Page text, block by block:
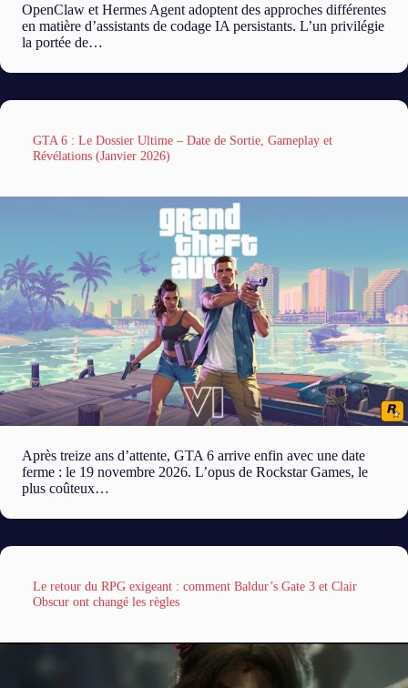
OpenClaw et Hermes Agent adoptent des approches différentes
en matière d’assistants de codage IA persistants. L’un privilégie
la portée de…
GTA 6 : Le Dossier Ultime – Date de Sortie, Gameplay et
Révélations (Janvier 2026)
Après treize ans d’attente, GTA 6 arrive enfin avec une date
ferme : le 19 novembre 2026. L’opus de Rockstar Games, le
plus coûteux…
Le retour du RPG exigeant : comment Baldur’s Gate 3 et Clair
Obscur ont changé les règles